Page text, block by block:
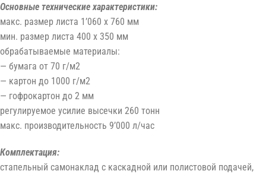
Основные технические характеристики:
макс. размер листа 1’060 x 760 мм
мин. размер листа 400 x 350 мм
обрабатываемые материалы:
— бумага от 70 г/м2
— картон до 1000 г/м2
— гофрокартон до 2 мм
регулируемое усилие высечки 260 тонн
макс. производительность 9’000 л/час
Комплектация:
стапельный самонаклад с каскадной или полистовой подачей,